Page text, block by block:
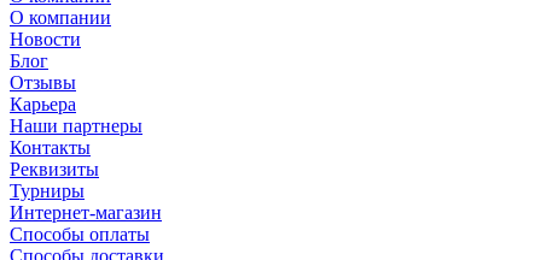
О компании
Новости
Блог
Отзывы
Карьера
Наши партнеры
Контакты
Реквизиты
Турниры
Интернет-магазин
Способы оплаты
Способы доставки